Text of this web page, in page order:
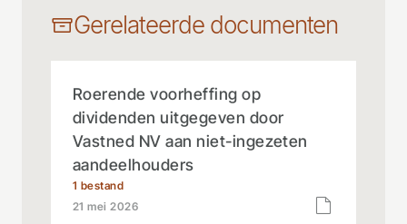
Gerelateerde documenten
Roerende voorheffing op
dividenden uitgegeven door
Vastned NV aan niet-ingezeten
aandeelhouders
1 bestand
21 mei 2026